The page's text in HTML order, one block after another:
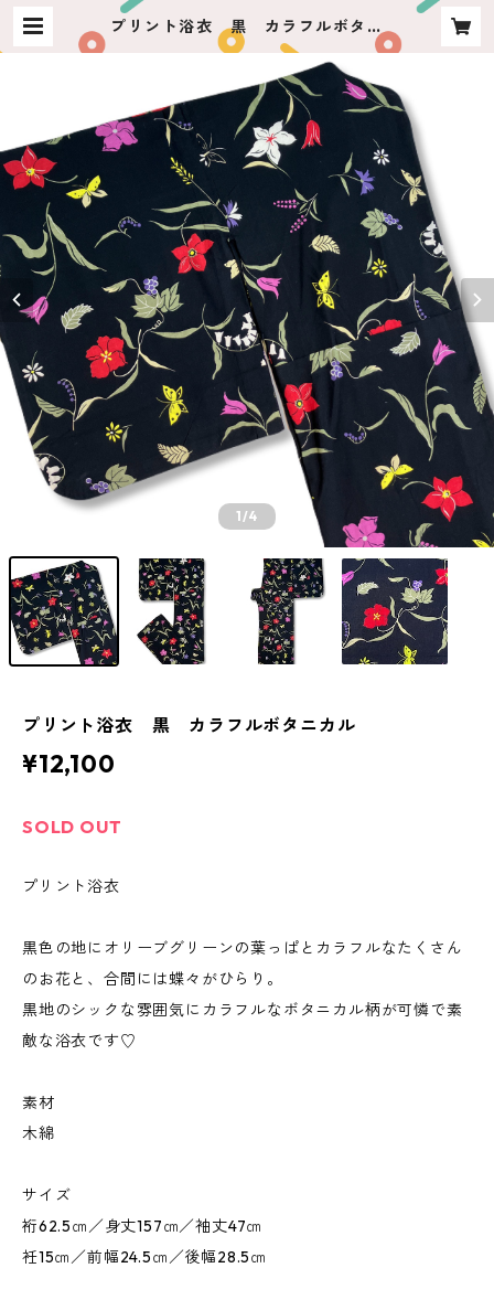
プリント浴衣 黒 カラフルボタニ
カル | usagiya ashikaga
1/4
プリント浴衣 黒 カラフルボタニカル
¥12,100
SOLD OUT
プリント浴衣
黒色の地にオリーブグリーンの葉っぱとカラフルなたくさん
のお花と、合間には蝶々がひらり。
黒地のシックな雰囲気にカラフルなボタニカル柄が可憐で素
敵な浴衣です♡
素材
木綿
サイズ
裄62.5㎝／身丈157㎝／袖丈47㎝
衽15㎝／前幅24.5㎝／後幅28.5㎝